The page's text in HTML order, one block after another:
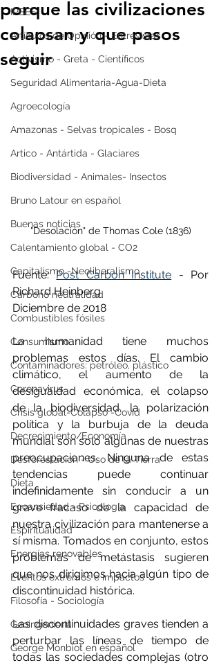
IPBES
Artículos de Opinión - Entrevistas
Activismo - Greta - Científicos
Seguridad Alimentaria-Agua-Dieta
Agroecología
Amazonas - Selvas tropicales - Bosq
Artico - Antártida - Glaciares
Biodiversidad - Animales- Insectos
Bruno Latour en español
Buenas noticias
Calentamiento global - CO2
Capitalismo -Neoliberalismo
Carbono neutralidad
Combustibles fósiles
Consumismo
Contaminadores: petróleo, plástico
Coronavirus
Crisis global-Colapso -Covid
Decrecimiento/Economía
Desforestación - Uso de la Tierra
Dieta
Ecoansiedad - Psicología
Espiritualidad
Energías renovables
Eventos extremos e impactos
Filosofía - Sociología
Geoingeniería
George Monbiot en español
porque las civilizaciones
colapsan y que pasos
seguir
"Desolación" de Thomas Cole (1836)
Fuente: Post Carbon Institute - Por
Richard Heinberg
Diciembre de 2018
La humanidad tiene muchos
problemas estos días. El cambio
climático, el aumento de la
desigualdad económica, el colapso
de la biodiversidad, la polarización
política y la burbuja de la deuda
mundial son solo algunas de nuestras
preocupaciones. Ninguna de estas
tendencias puede continuar
indefinidamente sin conducir a un
grave fracaso de la capacidad de
nuestra civilización para mantenerse a
sí misma. Tomados en conjunto, estos
problemas de metástasis sugieren
que nos dirigimos hacia algún tipo de
discontinuidad histórica.
Las discontinuidades graves tienden a
perturbar las líneas de tiempo de
todas las sociedades complejas (otro